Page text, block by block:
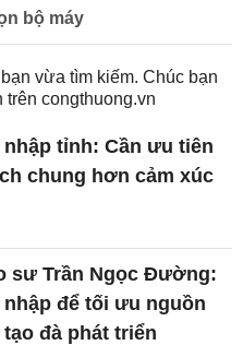
bộ máy
vừa tìm kiếm. Chúc bạn
trên congthuong.vn
nhập tỉnh: Cần ưu tiên
chung hơn cảm xúc
sư Trần Ngọc Đường:
nhập để tối ưu nguồn
tạo đà phát triển